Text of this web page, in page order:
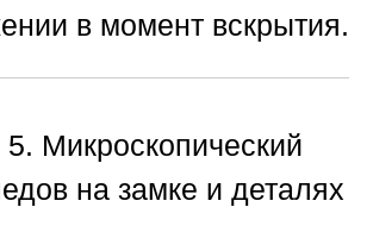
в момент вскрытия.
5. Микроскопический
на замке и деталях